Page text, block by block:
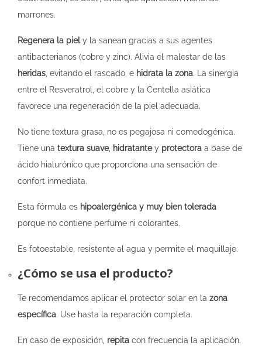
marrones.
Regenera la piely la sanean gracias a sus agentes
antibacterianos (cobre y zinc). Alivia el malestar de las
heridas , evitando el rascado, e hidrata la zona. La sinergia
entre el Resveratrol, el cobre y la Centella asiática
favorece una regeneración de la piel adecuada.
No tiene textura grasa, no es pegajosa ni comedogénica.
Tiene una textura suave, hidratantey protectora a base de
ácido hialurónico que proporciona una sensación de
confort inmediata.
Esta fórmula es hipoalergénica y muy bien tolerada
porque no contiene perfume ni colorantes.
Es fotoestable, resistente al agua y permite el maquillaje.
¿Cómo se usa el producto?
Te recomendamos aplicar el protector solar en la zona
específica. Use hasta la reparación completa.
En caso de exposición, repita con frecuencia la aplicación.